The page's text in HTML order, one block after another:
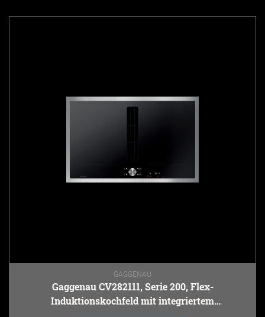
GAGGENAU
Gaggenau CV282111, Serie 200, Flex-
Induktionskochfeld mit integriertem